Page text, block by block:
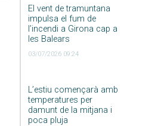
El vent de tramuntana
impulsa el fum de
l’incendi a Girona cap a
les Balears
03/07/2026 09:24
L’estiu començarà amb
temperatures per
damunt de la mitjana i
poca pluja